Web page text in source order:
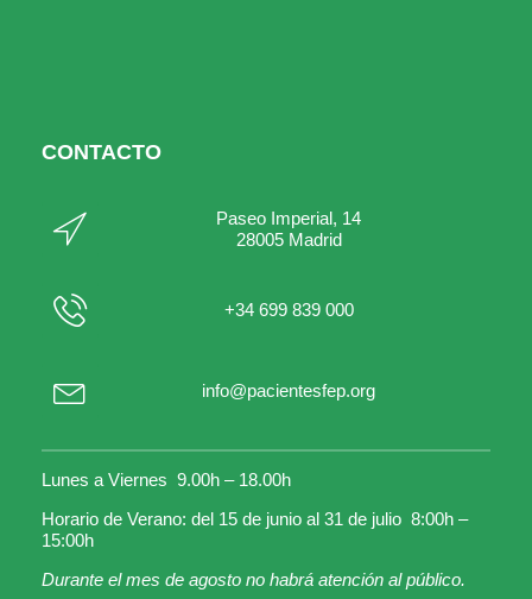
CONTACTO
Paseo Imperial, 14
28005 Madrid
+34 699 839 000
info@pacientesfep.org
Lunes a Viernes 9.00h – 18.00h
Horario de Verano: del 15 de junio al 31 de julio 8:00h –
15:00h
Durante el mes de agosto no habrá atención al público.